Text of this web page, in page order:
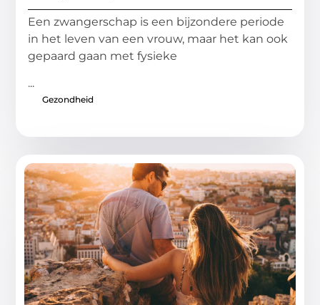
Een zwangerschap is een bijzondere periode
in het leven van een vrouw, maar het kan ook
gepaard gaan met fysieke
...
Gezondheid